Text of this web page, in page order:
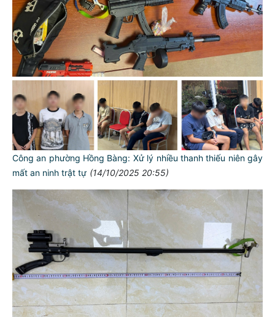
Công an phường Hồng Bàng: Xử lý nhiều thanh thiếu niên gây
mất an ninh trật tự (14/10/2025 20:55)